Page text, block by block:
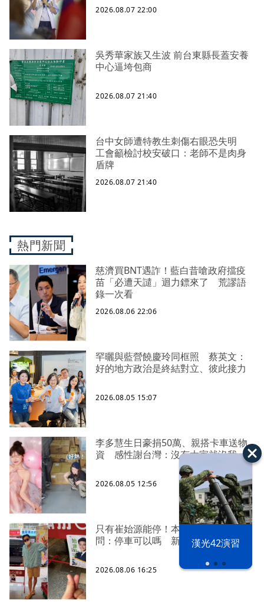
漢光42演習
2026.08.07 22:00
吳秀華家族又生波 前台東縣長蓋安養
中心逼垮包商
2026.08.07 21:40
台中女師遭特教生刺傷右眼恐失明
工會籲檢討校安破口：老師不是肉身
盾牌
2026.08.07 21:40
熱門新聞
慈濟買BNT遇詐！藍白昔嗆政府擋疫
苗「必遭天譴」迴力鏢來了 荒謬語
錄一次看
2026.08.06 22:06
罕曬與藍營饒慶玲同框照 蔡英文：
好的地方政治是終結對立、彼此接力
2026.08.05 15:07
李多慧生日豪捐50萬、親搭卡車送物
資 感性謝台灣：沒有大家就沒我
2026.08.05 12:56
只有崔始源能停！本尊好奇找上門親
問：停車可以嗎 新北店員粉樂壞
2026.08.06 16:25